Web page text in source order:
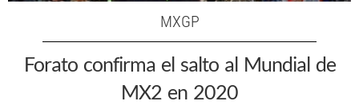
MXGP
Forato confirma el salto al Mundial de
MX2 en 2020